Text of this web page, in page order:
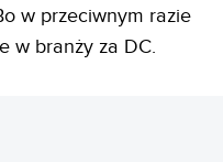
w przeciwnym razie
w branży za DC.